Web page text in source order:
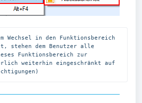
Wechsel in den Funktionsbereich
stehen dem Benutzer alle
Funktionsbereich zur
weiterhin eingeschränkt auf